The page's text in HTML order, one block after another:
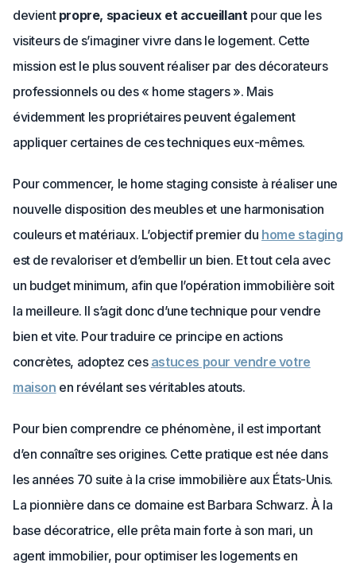
devient propre, spacieux et accueillantpour que les
visiteurs de s’imaginer vivre dans le logement. Cette
mission est le plus souvent réaliser par des décorateurs
professionnels ou des « home stagers ». Mais
évidemment les propriétaires peuvent également
appliquer certaines de ces techniques eux-mêmes.
Pour commencer, le home staging consiste à réaliser une
nouvelle disposition des meubles et une harmonisation
couleurs et matériaux. L’objectif premier du home staging
est de revaloriser et d’embellir un bien. Et tout cela avec
un budget minimum, afin que l’opération immobilière soit
la meilleure. Il s’agit donc d’une technique pour vendre
bien et vite. Pour traduire ce principe en actions
concrètes, adoptez ces astuces pour vendre votre
maison en révélant ses véritables atouts.
Pour bien comprendre ce phénomène, il est important
d’en connaître ses origines. Cette pratique est née dans
les années 70 suite à la crise immobilière aux États-Unis.
La pionnière dans ce domaine est Barbara Schwarz. À la
base décoratrice, elle prêta main forte à son mari, un
agent immobilier, pour optimiser les logements en